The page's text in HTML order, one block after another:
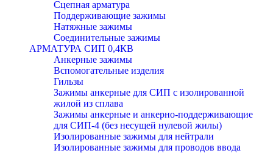
Сцепная арматура
Поддерживающие зажимы
Натяжные зажимы
Соединительные зажимы
АРМАТУРА СИП 0,4КВ
Анкерные зажимы
Вспомогательные изделия
Гильзы
Зажимы анкерные для СИП с изолированной
жилой из сплава
Зажимы анкерные и анкерно-поддерживающие
для СИП-4 (без несущей нулевой жилы)
Изолированные зажимы для нейтрали
Изолированные зажимы для проводов ввода